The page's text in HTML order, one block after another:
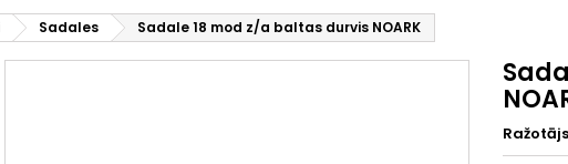
Sadales Sadale 18 mod z/a baltas durvis NOARK
Ražotājs